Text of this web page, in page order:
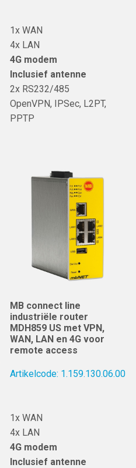
1x WAN
4x LAN
4G modem
Inclusief antenne
2x RS232/485
OpenVPN, IPSec, L2PT,
PPTP
MB connect line
industriële router
MDH859 US met VPN,
WAN, LAN en 4G voor
remote access
Artikelcode: 1.159.130.06.00
1x WAN
4x LAN
4G modem
Inclusief antenne